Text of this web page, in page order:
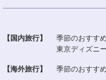
【国内旅行】 季節のおすす
東京ディズニ
【海外旅行】 季節のおすす